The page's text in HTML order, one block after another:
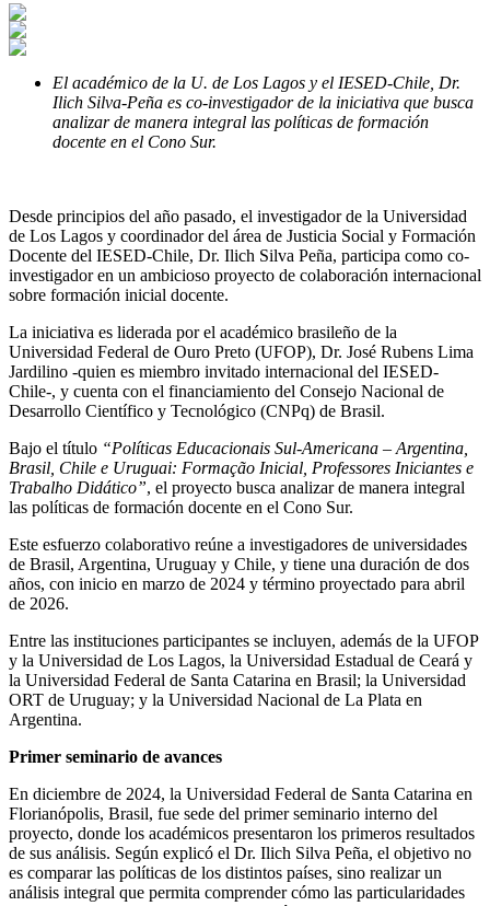
El académico de la U. de Los Lagos y el IESED-Chile, Dr.
Ilich Silva-Peña es co-investigador de la iniciativa que busca
analizar de manera integral las políticas de formación
docente en el Cono Sur.
Desde principios del año pasado, el investigador de la Universidad
de Los Lagos y coordinador del área de Justicia Social y Formación
Docente del IESED-Chile, Dr. Ilich Silva Peña, participa como co-
investigador en un ambicioso proyecto de colaboración internacional
sobre formación inicial docente.
La iniciativa es liderada por el académico brasileño de la
Universidad Federal de Ouro Preto (UFOP), Dr. José Rubens Lima
Jardilino -quien es miembro invitado internacional del IESED-
Chile-, y cuenta con el financiamiento del Consejo Nacional de
Desarrollo Científico y Tecnológico (CNPq) de Brasil.
Bajo el título “Políticas Educacionais Sul-Americana – Argentina,
Brasil, Chile e Uruguai: Formação Inicial, Professores Iniciantes e
Trabalho Didático”, el proyecto busca analizar de manera integral
las políticas de formación docente en el Cono Sur.
Este esfuerzo colaborativo reúne a investigadores de universidades
de Brasil, Argentina, Uruguay y Chile, y tiene una duración de dos
años, con inicio en marzo de 2024 y término proyectado para abril
de 2026.
Entre las instituciones participantes se incluyen, además de la UFOP
y la Universidad de Los Lagos, la Universidad Estadual de Ceará y
la Universidad Federal de Santa Catarina en Brasil; la Universidad
ORT de Uruguay; y la Universidad Nacional de La Plata en
Argentina.
Primer seminario de avances
En diciembre de 2024, la Universidad Federal de Santa Catarina en
Florianópolis, Brasil, fue sede del primer seminario interno del
proyecto, donde los académicos presentaron los primeros resultados
de sus análisis. Según explicó el Dr. Ilich Silva Peña, el objetivo no
es comparar las políticas de los distintos países, sino realizar un
análisis integral que permita comprender cómo las particularidades